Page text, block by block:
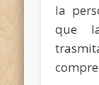
la
que